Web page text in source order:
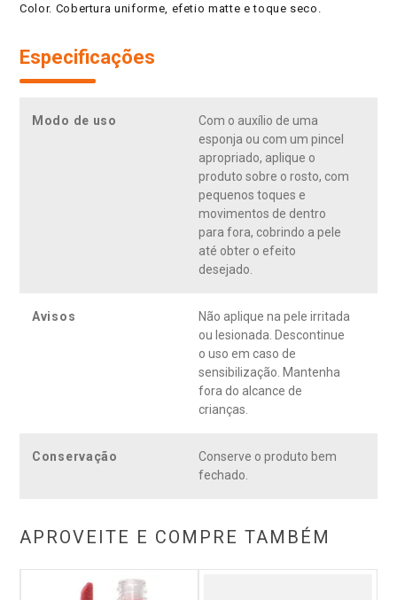
Color. Cobertura uniforme, efetio matte e toque seco.
Especificações
Modo de uso
Com o auxílio de uma
esponja ou com um pincel
apropriado, aplique o
produto sobre o rosto, com
pequenos toques e
movimentos de dentro
para fora, cobrindo a pele
até obter o efeito
desejado.
Avisos
Não aplique na pele irritada
ou lesionada. Descontinue
o uso em caso de
sensibilização. Mantenha
fora do alcance de
crianças.
Conservação
Conserve o produto bem
fechado.
APROVEITE E COMPRE TAMBÉM